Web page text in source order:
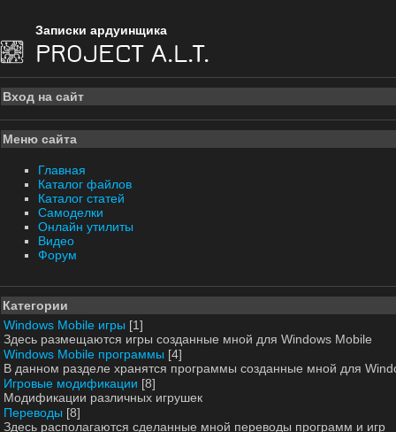
Записки ардуинщика
PROJECT A.L.T.
Вход на сайт
Меню сайта
Главная
Каталог файлов
Каталог статей
Самоделки
Онлайн утилиты
Видео
Форум
Категории
Windows Mobile игры [1]
Здесь размещаются игры созданные мной для Windows Mobile
Windows Mobile программы [4]
В данном разделе хранятся программы созданные мной для
Игровые модификации [8]
Модификации различных игрушек
Переводы [8]
Здесь располагаются сделанные мной переводы программ и игр